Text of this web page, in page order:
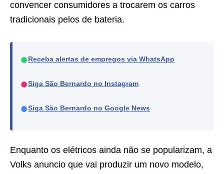
convencer consumidores a trocarem os carros
tradicionais pelos de bateria.
● Receba alertas de empregos via WhatsApp
●Siga São Bernardo no Instagram
●Siga São Bernardo no Google News
Enquanto os elétricos ainda não se popularizam, a
Volks anuncio que vai produzir um novo modelo,